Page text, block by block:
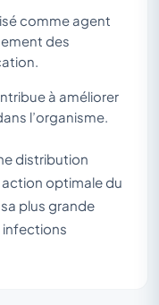
comme agent
des
à améliorer
l’organisme.
distribution
optimale du
plus grande
infections